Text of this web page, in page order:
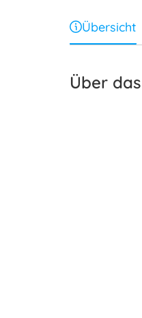
Übersicht
Über